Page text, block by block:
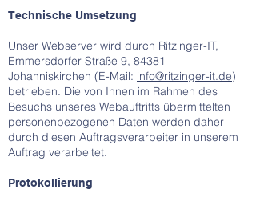
Technische Umsetzung
Unser Webserver wird durch Ritzinger-IT,
Emmersdorfer Straße 9, 84381
Johanniskirchen (E-Mail: info@ritzinger-it.de)
betrieben. Die von Ihnen im Rahmen des
Besuchs unseres Webauftritts übermittelten
personenbezogenen Daten werden daher
durch diesen Auftragsverarbeiter in unserem
Auftrag verarbeitet.
Protokollierung